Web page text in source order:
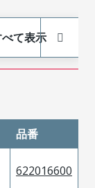
て表示
品番
622016600